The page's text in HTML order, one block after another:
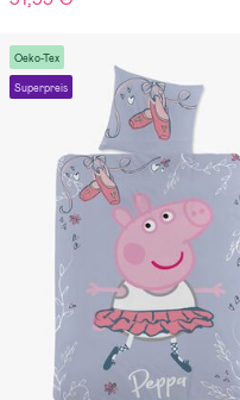
Oeko-Tex
Superpreis